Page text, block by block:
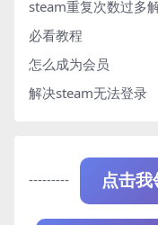
steam重复次数过多
必看教程
怎么成为会员
解决steam无法登录
--------- 点击我